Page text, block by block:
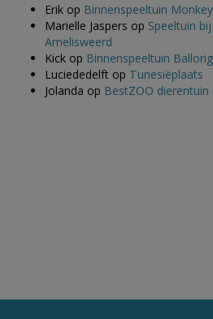
Erik op Binnenspeeltuin
Marielle Jaspers op Speeltuin
Amelisweerd
Kick op Binnenspeeltuin
Luciededelft op Tunesiëplaats
Jolanda op BestZOO dierentuin